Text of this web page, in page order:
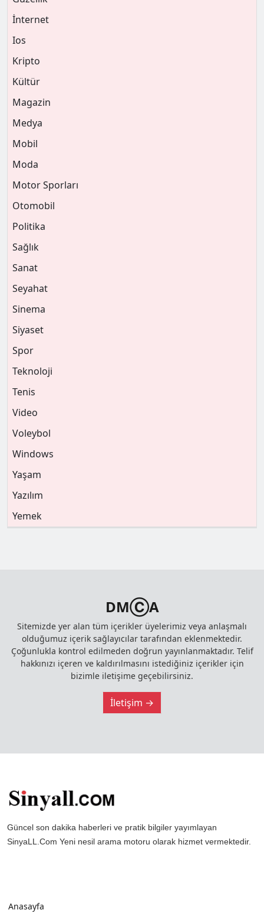
İnternet
Ios
Kripto
Kültür
Magazin
Medya
Mobil
Moda
Motor Sporları
Otomobil
Politika
Sağlık
Sanat
Seyahat
Sinema
Siyaset
Spor
Teknoloji
Tenis
Video
Voleybol
Windows
Yaşam
Yazılım
Yemek
DMⒸA
Sitemizde yer alan tüm içerikler üyelerimiz veya anlaşmalı
olduğumuz içerik sağlayıcılar tarafından eklenmektedir.
Çoğunlukla kontrol edilmeden doğrun yayınlanmaktadır. Telif
hakkınızı içeren ve kaldırılmasını istediğiniz içerikler için
bizimle iletişime geçebilirsiniz.
İletişim →
Güncel son dakika haberleri ve pratik bilgiler yayımlayan
SinyaLL.Com Yeni nesil arama motoru olarak hizmet vermektedir.
Anasayfa